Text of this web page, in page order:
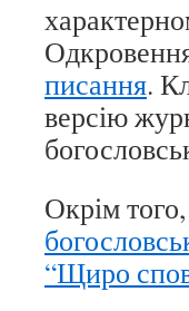
писання.
версію
Окрім
“Щиро